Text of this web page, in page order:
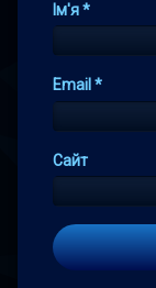
Ім'я*
Email *
Сайт